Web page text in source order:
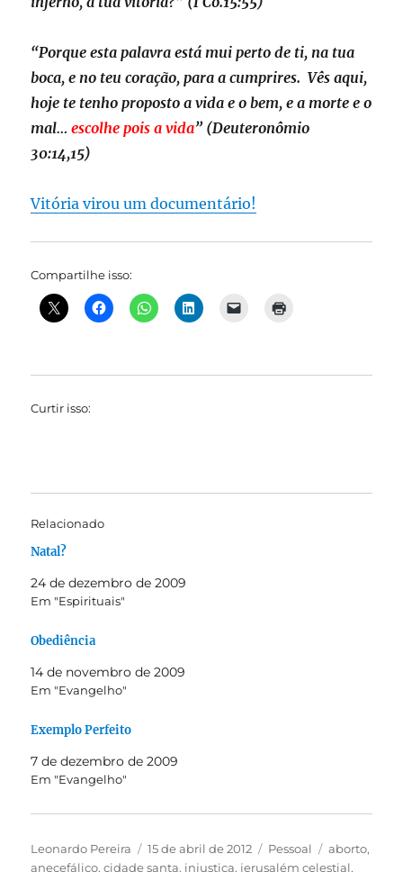
“Porque esta palavra está mui perto de ti, na tua
boca, e no teu coração, para a cumprires. Vês aqui,
hoje te tenho proposto a vida e o bem, e a morte e o
mal…escolhe pois a vida” (Deuteronômio
30:14,15)
Vitória virou um documentário!
Compartilhe isso:
Curtir isso:
Relacionado
Natal?
24 de dezembro de 2009
Em "Espirituais"
Obediência
14 de novembro de 2009
Em "Evangelho"
Exemplo Perfeito
7 de dezembro de 2009
Em "Evangelho"
Autor
Leonardo Pereira
Publicado
em
15 de abril de 2012 Categorias
Pessoal Tags
aborto,
anecefálico,cidade santa, injustiça, jerusalém celestial,